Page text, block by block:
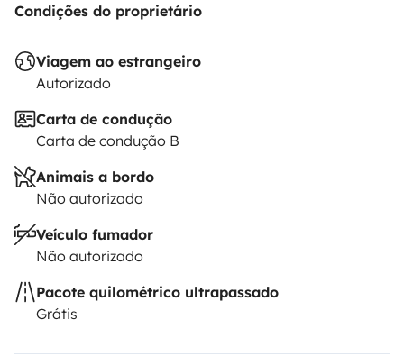
Condições do proprietário
Viagem ao estrangeiro
Autorizado
Carta de condução
Carta de condução B
Animais a bordo
Não autorizado
Veículo fumador
Não autorizado
Pacote quilométrico ultrapassado
Grátis